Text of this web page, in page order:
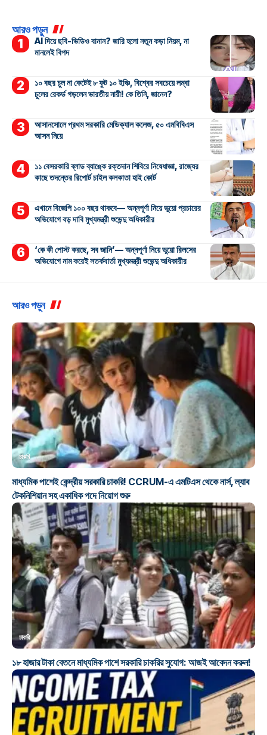
আরও পড়ুন
AI দিয়ে ছবি-ভিডিও বানান? জারি হলো নতুন কড়া নিয়ম, না
মানলেই বিপদ
১০ বছর চুল না কেটেই ৮ ফুট ১০ ইঞ্চি, বিশ্বের সবচেয়ে লম্বা
চুলের রেকর্ড গড়লেন ভারতীয় নারী! কে তিনি, জানেন?
আসানসোলে প্রথম সরকারি মেডিক্যাল কলেজ, ৫০ এমবিবিএস
আসন নিয়ে
১১ বেসরকারি ব্লাড ব্যাঙ্কে রক্তদান শিবিরে নিষেধাজ্ঞা, রাজ্যের
কাছে তদন্তের রিপোর্ট চাইল কলকাতা হাই কোর্ট
এখানে বিজেপি ১০০ বছর থাকবে— অন্নপূর্ণা নিয়ে ভুয়ো প্রচারের
অভিযোগে বড় দাবি মুখ্যমন্ত্রী শুভেন্দু অধিকারীর
‘কে কী পোস্ট করছে, সব জানি’— অন্নপূর্ণা নিয়ে ভুয়ো রিলসের
অভিযোগে নাম করেই সতর্কবার্তা মুখ্যমন্ত্রী শুভেন্দু অধিকারীর
আরও পড়ুন
চাকরি
মাধ্যমিক পাশেই কেন্দ্রীয় সরকারি চাকরি! CCRUM-এ এমটিএস থেকে নার্স, ল্যাব
টেকনিশিয়ান সহ একাধিক পদে নিয়োগ শুরু
চাকরি
১৮ হাজার টাকা বেতনে মাধ্যমিক পাশে সরকারি চাকরির সুযোগ: আজই আবেদন করুন!